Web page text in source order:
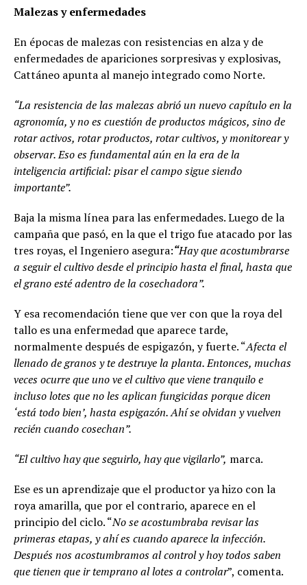
Malezas y enfermedades
En épocas de malezas con resistencias en alza y de
enfermedades de apariciones sorpresivas y explosivas,
Cattáneo apunta al manejo integrado como Norte.
“La resistencia de las malezas abrió un nuevo capítulo en la
agronomía, y no es cuestión de productos mágicos, sino de
rotar activos, rotar productos, rotar cultivos, y monitorear y
observar. Eso es fundamental aún en la era de la
inteligencia artificial: pisar el campo sigue siendo
importante”.
Baja la misma línea para las enfermedades. Luego de la
campaña que pasó, en la que el trigo fue atacado por las
tres royas, el Ingeniero asegura:“Hay que acostumbrarse
a seguir el cultivo desde el principio hasta el final, hasta que
el grano esté adentro de la cosechadora”.
Y esa recomendación tiene que ver con que la roya del
tallo es una enfermedad que aparece tarde,
normalmente después de espigazón, y fuerte. “Afecta el
llenado de granos y te destruye la planta. Entonces, muchas
veces ocurre que uno ve el cultivo que viene tranquilo e
incluso lotes que no les aplican fungicidas porque dicen
‘está todo bien’, hasta espigazón. Ahí se olvidan y vuelven
recién cuando cosechan”.
“El cultivo hay que seguirlo, hay que vigilarlo”, marca.
Ese es un aprendizaje que el productor ya hizo con la
roya amarilla, que por el contrario, aparece en el
principio del ciclo. “No se acostumbraba revisar las
primeras etapas, y ahí es cuando aparece la infección.
Después nos acostumbramos al control y hoy todos saben
que tienen que ir temprano al lotes a controlar”, comenta.